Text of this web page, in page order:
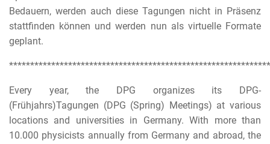
Bedauern, werden auch diese Tagungen nicht in Präsenz
stattfinden können und werden nun als virtuelle Formate
geplant.
Every year, the DPG organizes its DPG-
(Frühjahrs)Tagungen (DPG (Spring) Meetings) at various
locations and universities in Germany. With more than
10.000 physicists annually from Germany and abroad, the